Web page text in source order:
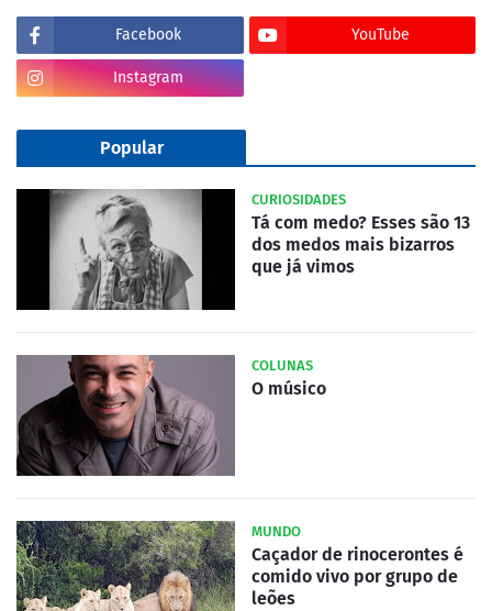
Facebook YouTube
Instagram
Popular
CURIOSIDADES
Tá com medo? Esses são 13
dos medos mais bizarros
que já vimos
COLUNAS
O músico
MUNDO
Caçador de rinocerontes é
comido vivo por grupo de
leões